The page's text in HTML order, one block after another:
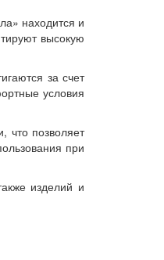
находится и
высокую
за счет
условия
что позволяет
при
изделий и